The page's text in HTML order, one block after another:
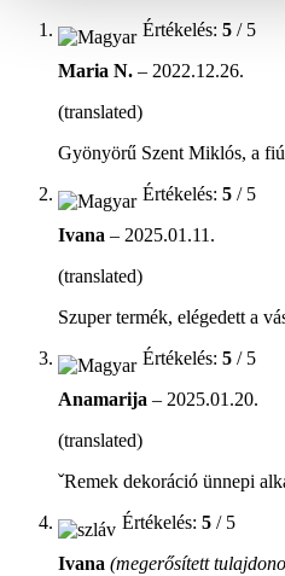
Értékelés: 5 / 5
Maria N. – 2022.12.26.
(translated)
Gyönyörű Szent Miklós, a
Értékelés: 5 / 5
Ivana – 2025.01.11.
(translated)
Szuper termék, elégedett a
Értékelés: 5 / 5
Anamarija – 2025.01.20.
(translated)
ˇRemek dekoráció ünnepi
Értékelés: 5 / 5
Ivana (megerősített